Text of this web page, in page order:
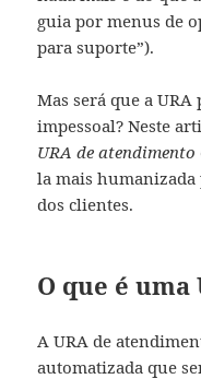
guia por menus de
para suporte”).
Mas será que a
impessoal? Neste
URA de atendimento
la mais
dos clientes.
O que é
A URA de
automatizada que